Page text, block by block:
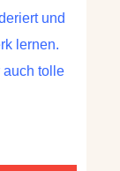
und
lernen.
auch tolle